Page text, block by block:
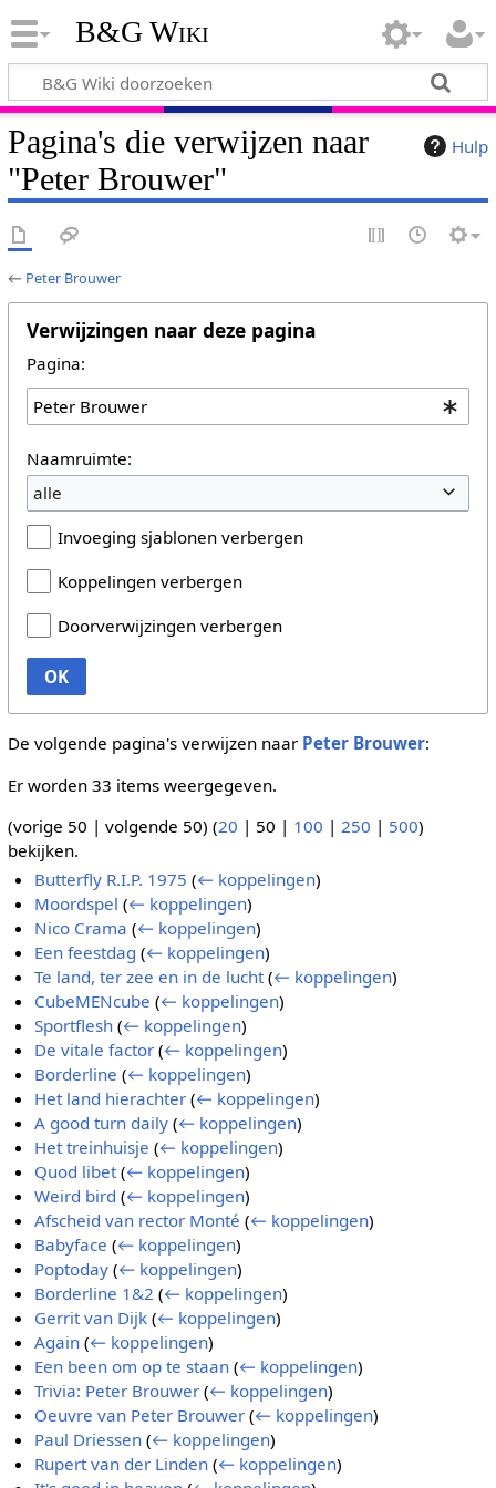
B&G Wiki
Hulp
Pagina's die verwijzen naar
"Peter Brouwer"
← Peter Brouwer
Verwijzingen naar deze pagina
Pagina:
Naamruimte:
alle
Invoeging sjablonen verbergen
Koppelingen verbergen
Doorverwijzingen verbergen
OK
De volgende pagina's verwijzen naar Peter Brouwer:
Er worden 33 items weergegeven.
(vorige 50 | volgende 50) (20 | 50 | 100 | 250 | 500)
bekijken.
Butterfly R.I.P. 1975 (← koppelingen)
Moordspel (← koppelingen)
Nico Crama (← koppelingen)
Een feestdag (← koppelingen)
Te land, ter zee en in de lucht (← koppelingen)
CubeMENcube (← koppelingen)
Sportflesh (← koppelingen)
De vitale factor (← koppelingen)
Borderline (← koppelingen)
Het land hierachter (← koppelingen)
A good turn daily (← koppelingen)
Het treinhuisje (← koppelingen)
Quod libet (← koppelingen)
Weird bird (← koppelingen)
Afscheid van rector Monté (← koppelingen)
Babyface (← koppelingen)
Poptoday (← koppelingen)
Borderline 1&2 (← koppelingen)
Gerrit van Dijk (← koppelingen)
Again (← koppelingen)
Een been om op te staan (← koppelingen)
Trivia: Peter Brouwer (← koppelingen)
Oeuvre van Peter Brouwer (← koppelingen)
Paul Driessen (← koppelingen)
Rupert van der Linden (← koppelingen)